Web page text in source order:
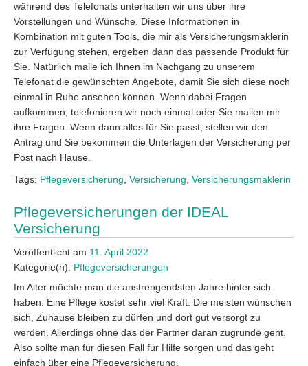
während des Telefonats unterhalten wir uns über ihre
Vorstellungen und Wünsche. Diese Informationen in
Kombination mit guten Tools, die mir als Versicherungsmaklerin
zur Verfügung stehen, ergeben dann das passende Produkt für
Sie. Natürlich maile ich Ihnen im Nachgang zu unserem
Telefonat die gewünschten Angebote, damit Sie sich diese noch
einmal in Ruhe ansehen können. Wenn dabei Fragen
aufkommen, telefonieren wir noch einmal oder Sie mailen mir
ihre Fragen. Wenn dann alles für Sie passt, stellen wir den
Antrag und Sie bekommen die Unterlagen der Versicherung per
Post nach Hause.
Tags: Pflegeversicherung Versicherung Versicherungsmaklerin
Pflegeversicherungen der IDEAL
Versicherung
Veröffentlicht am 11. April 2022
Kategorie(n): Pflegeversicherungen
Im Alter möchte man die anstrengendsten Jahre hinter sich
haben. Eine Pflege kostet sehr viel Kraft. Die meisten wünschen
sich, Zuhause bleiben zu dürfen und dort gut versorgt zu
werden. Allerdings ohne das der Partner daran zugrunde geht.
Also sollte man für diesen Fall für Hilfe sorgen und das geht
einfach über eine Pflegeversicherung.